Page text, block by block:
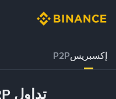
إكسبريسP2P
تداول P2P إكسبريس